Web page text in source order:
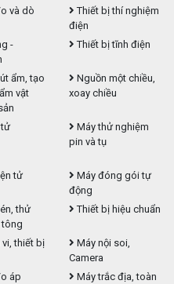
và dò
Thiết bị thí nghiệm
điện
-
Thiết bị tĩnh điện
ẩm, tạo
vật
Nguồn một chiều,
xoay chiều
tử
Máy thử nghiệm
pin và tụ
tử
Máy đóng gói tự
động
thử
tông
Thiết bị hiệu chuẩn
vi, thiết bị
Máy nội soi,
Camera
áp
Máy trắc địa, toàn